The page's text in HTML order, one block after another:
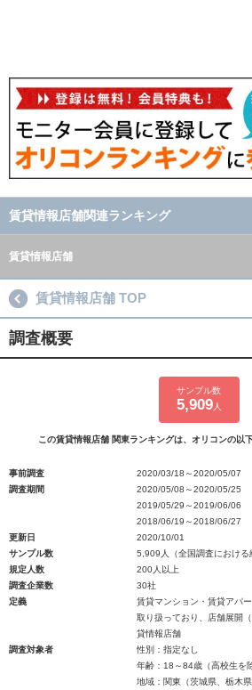
賃貸情報店舗関連ランキング
賃貸情報店舗
賃貸情報店舗 TOP
調査概要
サンプル数
5,909人
この賃貸情報店舗 関東ランキングは、オリコンの以
事前調査
2020/03/18～2020/05/07
調査期間
2020/05/08～2020/05/25
2019/05/29～2019/06/06
2018/06/19～2018/06/27
更新日
2020/10/01
サンプル数
5,909人（全国調査における
規定人数
200人以上
調査企業数
30社
定義
賃貸マンション・賃貸アパ
取り扱っており、店舗展開
貸情報店舗
調査対象者
性別：指定なし
年齢：18～84歳（高校生を
地域：関東（茨城県、栃木